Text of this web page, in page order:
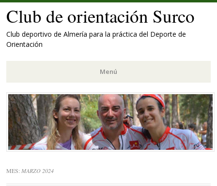
Club de orientación Surco
Club deportivo de Almería para la práctica del Deporte de
Orientación
Menú
Saltar
al
contenido.
MES: MARZO 2024